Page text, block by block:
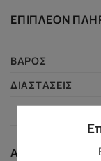
ΕΠΙΠΛΈΟΝ
ΒΆΡΟΣ
ΔΙΑΣΤΆΣΕΙΣ
ΑΣΦΆΛΕΙΑ